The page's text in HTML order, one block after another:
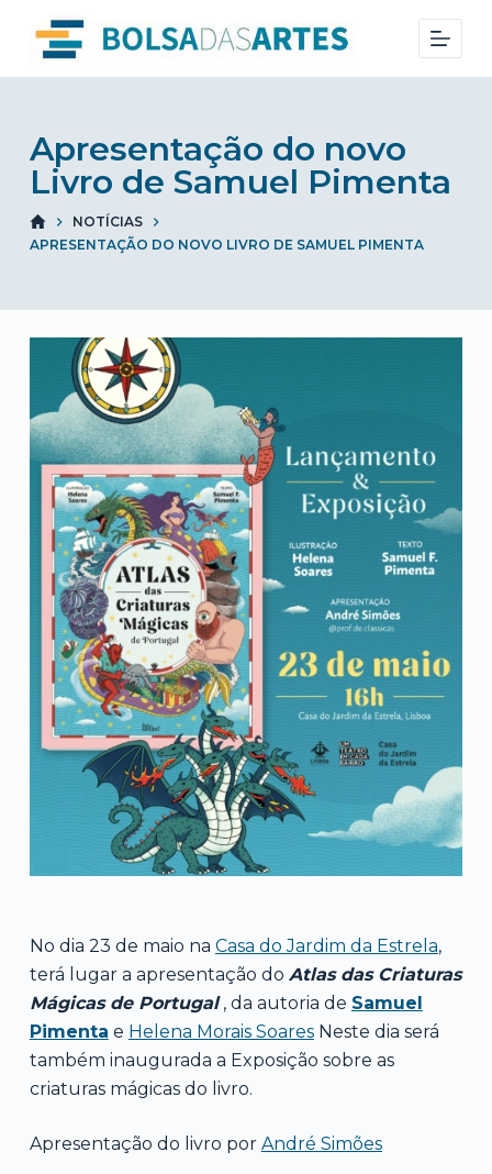
i
o
o
n
e
n
Apresentação do novo
Livro de Samuel Pimenta
NOTÍCIAS
APRESENTAÇÃO DO NOVO LIVRO DE SAMUEL PIMENTA
No dia 23 de maio na Casa do Jardim da Estrela,
terá lugar a apresentação do Atlas das Criaturas
Mágicas de Portugal, da autoria de Samuel
Pimenta e Helena Morais SoaresNeste dia será
também inaugurada a Exposição sobre as
criaturas mágicas do livro.
Apresentação do livro por André Simões